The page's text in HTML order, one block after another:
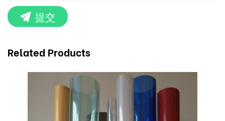
提交
Related Products